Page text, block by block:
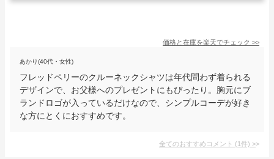
価格と在庫を楽天でチェック >>
あかり(40代・女性)
フレッドペリーのクルーネックシャツは年代問わず着られる
デザインで、お父様へのプレゼントにもぴったり。胸元にブ
ランドロゴが入っているだけなので、シンプルコーデが好き
な方にとくにおすすめです。
全てのおすすめコメント (1件) >